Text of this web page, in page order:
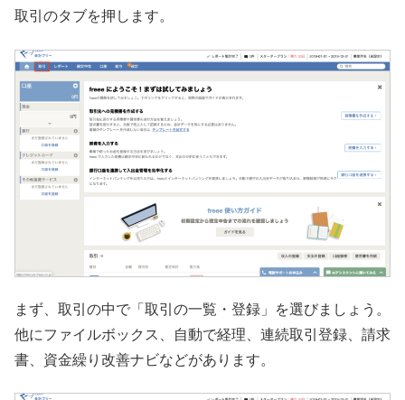
取引のタブを押します。
まず、取引の中で「取引の一覧・登録」を選びましょう。
他にファイルボックス、自動で経理、連続取引登録、請求
書、資金繰り改善ナビなどがあります。